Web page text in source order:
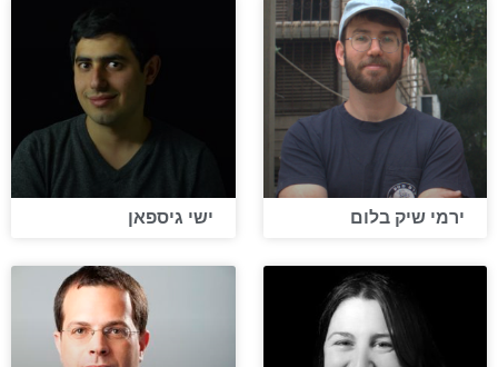
ירמי שיק בלום ישי גיספאן